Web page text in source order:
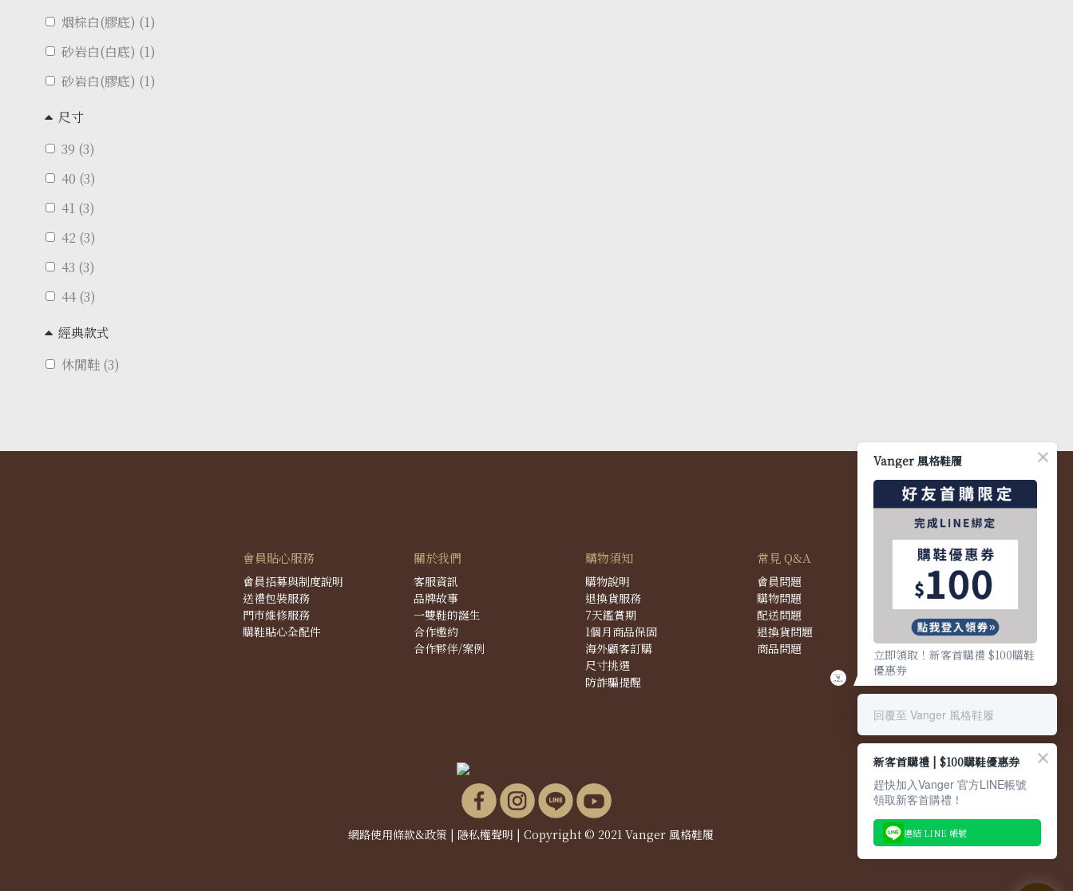
烟棕白(膠底) (1)
砂岩白(白底) (1)
砂岩白(膠底) (1)
尺寸
39 (3)
40 (3)
41 (3)
42 (3)
43 (3)
44 (3)
經典款式
休閒鞋 (3)
會員貼心服務
會員招募與制度說明
送禮包裝服務
門市維修服務
購鞋貼心全配件
關於我們
客服資訊
品牌故事
一雙鞋的誕生
合作邀約
合作夥伴/案例
購物須知
購物說明
退換貨服務
7天鑑賞期
1個月商品保固
海外顧客訂購
尺寸挑選
防詐騙提醒
常見 Q&A
會員問題
購物問題
配送問題
退換貨問題
商品問題
網路使用條款&政策 | 隱私權聲明 | Copyright © 2021 Vanger 風格鞋履
Vanger 風格鞋履
立即領取！新客首購禮 $100購鞋
優惠券
回覆至 Vanger 風格鞋履
新客首購禮 | $100購鞋優惠券
趕快加入Vanger 官方LINE帳號
領取新客首購禮！
連結 LINE 帳號